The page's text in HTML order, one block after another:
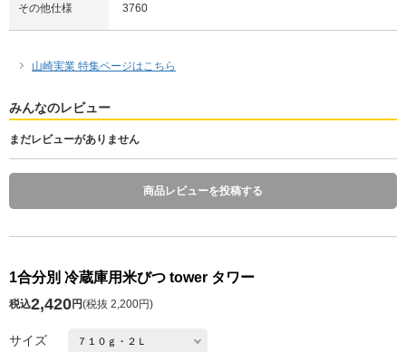
その他仕様 3760
山崎実業 特集ページはこちら
みんなのレビュー
まだレビューがありません
商品レビューを投稿する
1合分別 冷蔵庫用米びつ tower タワー
税込2,420円(税抜 2,200円)
サイズ